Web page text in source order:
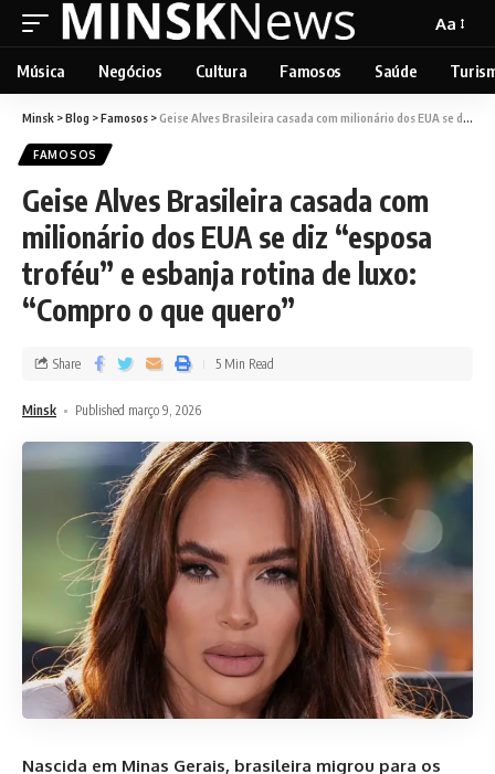
Aa
Música Negócios Cultura Famosos Saúde
Minsk >Blog >Famosos >Geise Alves Brasileira casada com milionário dos EUA se diz “esposa troféu” e esbanja rotina de luxo: “Compro o que quero”
FAMOSOS
Geise Alves Brasileira casada com
milionário dos EUA se diz “esposa
troféu” e esbanja rotina de luxo:
“Compro o que quero”
Minsk Published março 9, 2026
Share 5 Min Read
Nascida em Minas Gerais, brasileira migrou para os